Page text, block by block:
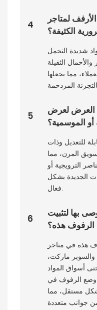
4
لمتاجر
الكثيفة؟
شديدة التحمل
الثقيلة
مما يجعلها
5
العرض لعرض
أو الموسمية؟
للتعديل وذات
المرن، مما
الترويجية أو
الجديدة بشكل
فعال.
6
بها لتثبيت
هذه؟
هذه في متاجر
والسوبر ماركت،
أسواق المواد
وضع الرفوف في
مستقل، مما